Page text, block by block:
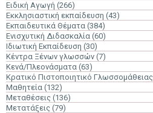
Ειδική Αγωγή (266)
Εκκλησιαστική εκπαίδευση (43)
Εκπαιδευτικά Θέματα (384)
Ενισχυτική Διδασκαλία (60)
Ιδιωτική Εκπαίδευση (30)
Κέντρα Ξένων γλωσσών (7)
Κενά/Πλεονάσματα (63)
Κρατικό Πιστοποιητικό Γλωσσομάθειας
Μαθητεία (132)
Μεταθέσεις (136)
Μετατάξεις (79)